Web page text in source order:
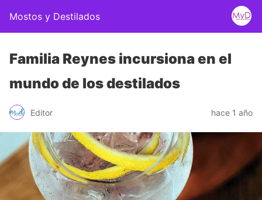
Mostos y Destilados
Familia Reynes incursiona en el
mundo de los destilados
Editor hace 1 año